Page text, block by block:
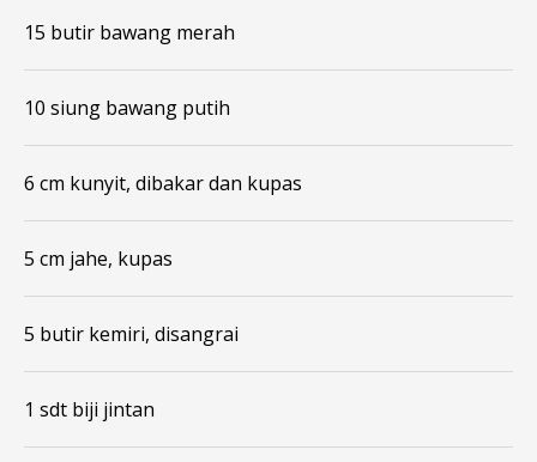
15 butir bawang merah
10 siung bawang putih
6 cm kunyit, dibakar dan kupas
5 cm jahe, kupas
5 butir kemiri, disangrai
1 sdt biji jintan